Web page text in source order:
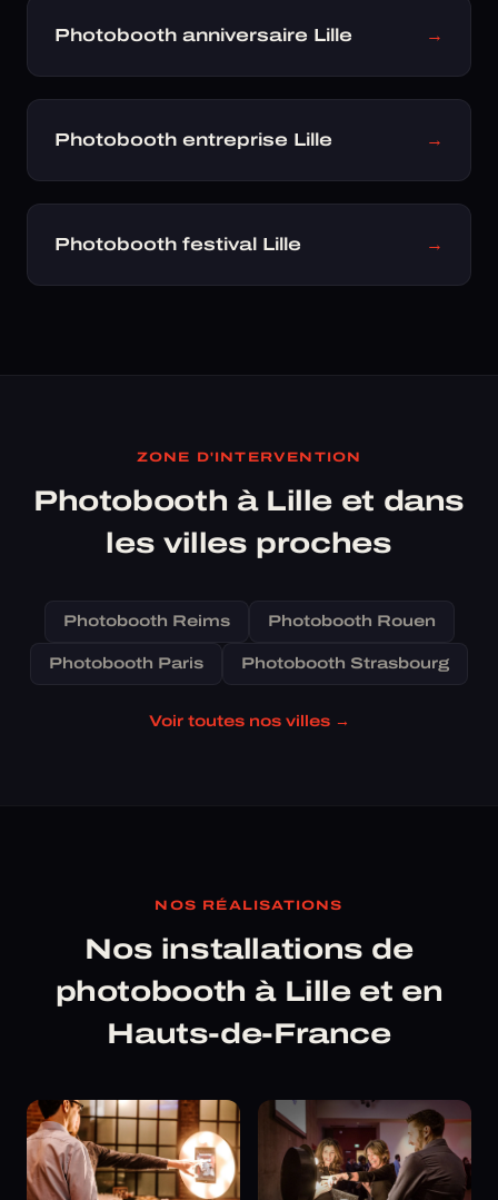
Photobooth anniversaire Lille →
Photobooth entreprise Lille →
Photobooth festival Lille →
ZONE D'INTERVENTION
Photobooth à Lille et dans
les villes proches
Photobooth Reims Photobooth Rouen
Photobooth Paris Photobooth Strasbourg
Voir toutes nos villes →
NOS RÉALISATIONS
Nos installations de
photobooth à Lille et en
Hauts-de-France